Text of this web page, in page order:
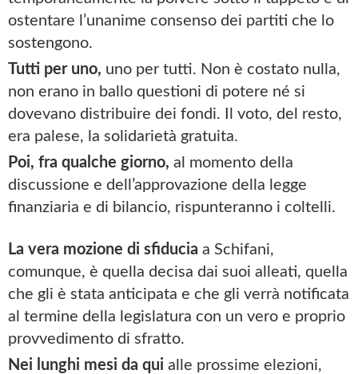
ostentare l’unanime consenso dei partiti che lo
sostengono.
Tutti per uno, uno per tutti. Non è costato nulla,
non erano in ballo questioni di potere né si
dovevano distribuire dei fondi. Il voto, del resto,
era palese, la solidarietà gratuita.
Poi, fra qualche giorno, al momento della
discussione e dell’approvazione della legge
finanziaria e di bilancio, rispunteranno i coltelli.
La vera mozione di sfiducia a Schifani,
comunque, è quella decisa dai suoi alleati, quella
che gli è stata anticipata e che gli verrà notificata
al termine della legislatura con un vero e proprio
provvedimento di sfratto.
Nei lunghi mesi da qui alle prossime elezioni,